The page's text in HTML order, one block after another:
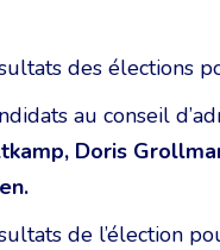
des élections
au conseil
Doris
de l’élection